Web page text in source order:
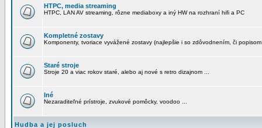
HTPC, media streaming
HTPC, LAN AV streaming, rôzne mediaboxy a iný HW na rozhraní hifi a PC
Kompletné zostavy
Komponenty, tvoriace vyvážené zostavy (najlepšie i so zdôvodnením, či
Staré stroje
Stroje 20 a viac rokov staré, alebo aj nové s retro dizajnom ...
Iné
Nezaraditeľné prístroje, zvukové pomôcky, voodoo ...
Hudba a jej posluch